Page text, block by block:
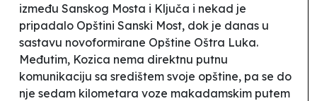
između Sanskog Mosta i Ključa i nekad je
pripadalo Opštini Sanski Most, dok je danas u
sastavu novoformirane Opštine Oštra Luka.
Međutim, Kozica nema direktnu putnu
komunikaciju sa središtem svoje opštine, pa se do
nje sedam kilometara voze makadamskim putem